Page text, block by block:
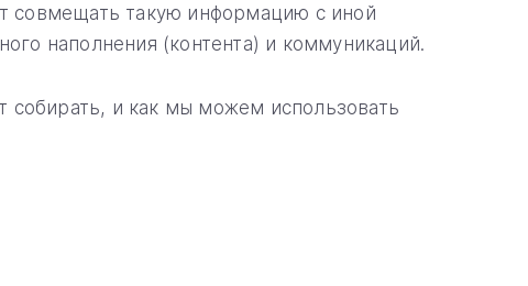
совмещать такую информацию с иной
наполнения (контента) и коммуникаций.
и как мы можем использовать